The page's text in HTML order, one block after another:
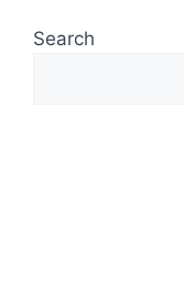
Search